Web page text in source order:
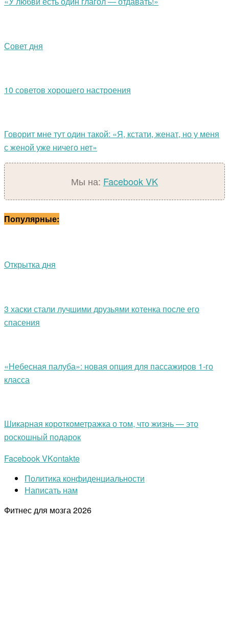
Совет дня
10 советов хорошего настроения
Говорит мне тут один такой: «Я, кстати, женат, но у меня
с женой уже ничего нет»
Мы на: FacebookVK
Популярные:
Открытка дня
3 хаски стали лучшими друзьями котенка после его
спасения
«Небесная палуба»: новая опция для пассажиров 1-го
класса
Шикарная короткометражка о том, что жизнь — это
роскошный подарок
FacebookVKontakte
Политика конфиденциальности
Написать нам
Фитнес для мозга2026